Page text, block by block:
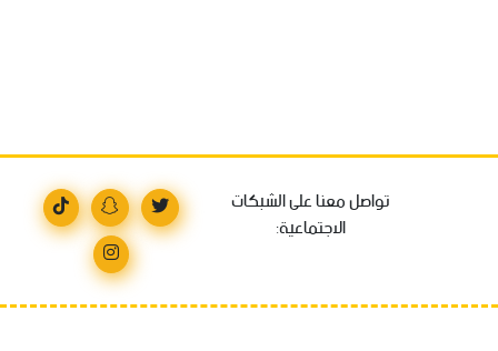
تواصل معنا على الشبكات
الاجتماعية: